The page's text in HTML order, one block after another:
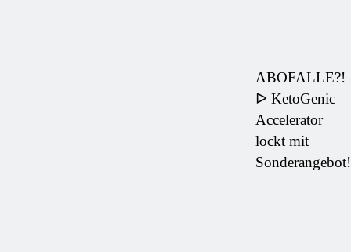
ABOFALLE?!
ᐅ KetoGenic
Accelerator
lockt mit
Sonderangebot!